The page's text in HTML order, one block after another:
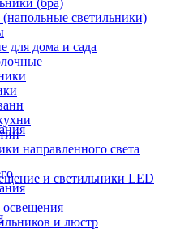
(напольные светильники)
для дома и сада
направленного света
и светильники LED
освещения
и люстр